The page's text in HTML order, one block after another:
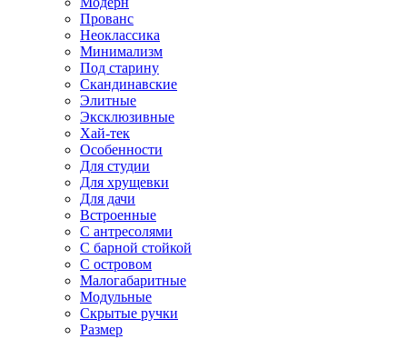
Прованс
Неоклассика
Минимализм
Под старину
Скандинавские
Элитные
Эксклюзивные
Хай-тек
Особенности
Для студии
Для хрущевки
Для дачи
Встроенные
С антресолями
С барной стойкой
С островом
Малогабаритные
Модульные
Скрытые ручки
Размер